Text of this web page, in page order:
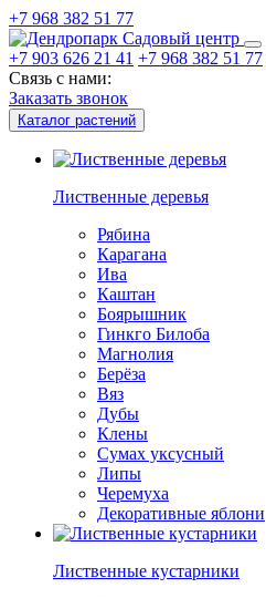
+7 968 382 51 77
Садовый центр
+7 903 626 21 41 +7 968 382 51 77
Связь с нами:
Заказать звонок
Каталог растений
Лиственные деревья
Рябина
Карагана
Ива
Каштан
Боярышник
Гинкго Билоба
Магнолия
Берёза
Вяз
Дубы
Клены
Сумах уксусный
Липы
Черемуха
Декоративные яблони
Лиственные кустарники